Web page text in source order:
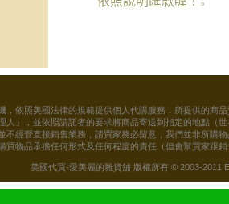
，依照美國法律的規範提供個人代購服務，所提供的商
人」，並依照請託者的要求將商品寄送到指定的地點（
不經營直接銷售業務，請買家務必留意，我們並非所購
買物品承擔任何形式及任何程度的責任（但會幫買家跟
美國代買-愛美麗的雜貨舖 版權所有 © 2003-2011